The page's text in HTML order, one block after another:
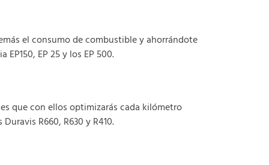
el consumo de combustible y ahorrándote
EP 25 y los EP 500.
que con ellos optimizarás cada kilómetro
R660, R630 y R410.